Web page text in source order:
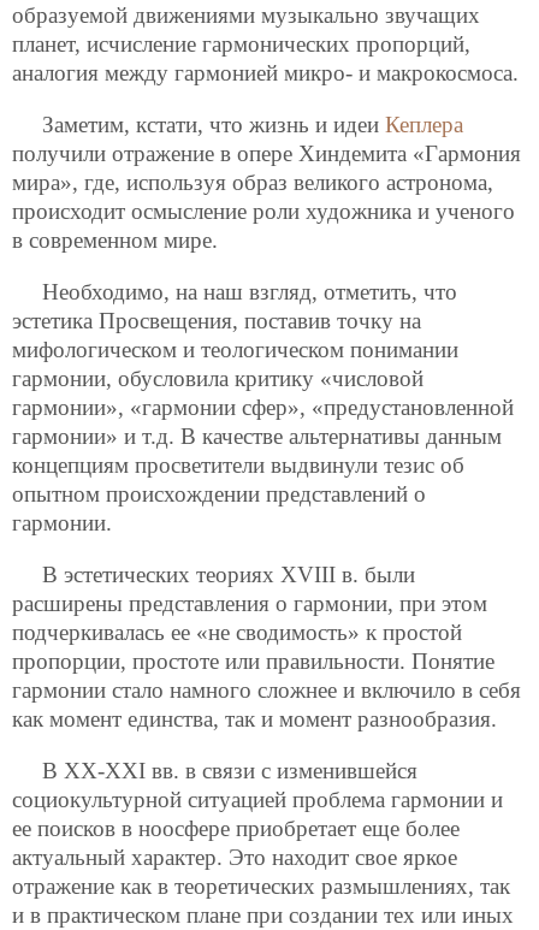
образуемой движениями музыкально звучащих
планет, исчисление гармонических пропорций,
аналогия между гармонией микро- и макрокосмоса.
Заметим, кстати, что жизнь и идеи Кеплера
получили отражение в опере Хиндемита «Гармония
мира», где, используя образ великого астронома,
происходит осмысление роли художника и ученого
в современном мире.
Необходимо, на наш взгляд, отметить, что
эстетика Просвещения, поставив точку на
мифологическом и теологическом понимании
гармонии, обусловила критику «числовой
гармонии», «гармонии сфер», «предустановленной
гармонии» и т.д. В качестве альтернативы данным
концепциям просветители выдвинули тезис об
опытном происхождении представлений о
гармонии.
В эстетических теориях XVIII в. были
расширены представления о гармонии, при этом
подчеркивалась ее «не сводимость» к простой
пропорции, простоте или правильности. Понятие
гармонии стало намного сложнее и включило в себя
как момент единства, так и момент разнообразия.
В XX-XXI вв. в связи с изменившейся
социокультурной ситуацией проблема гармонии и
ее поисков в ноосфере приобретает еще более
актуальный характер. Это находит свое яркое
отражение как в теоретических размышлениях, так
и в практическом плане при создании тех или иных